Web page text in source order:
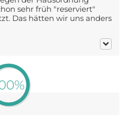
sehr früh "reserviert"
Das hätten wir uns anders